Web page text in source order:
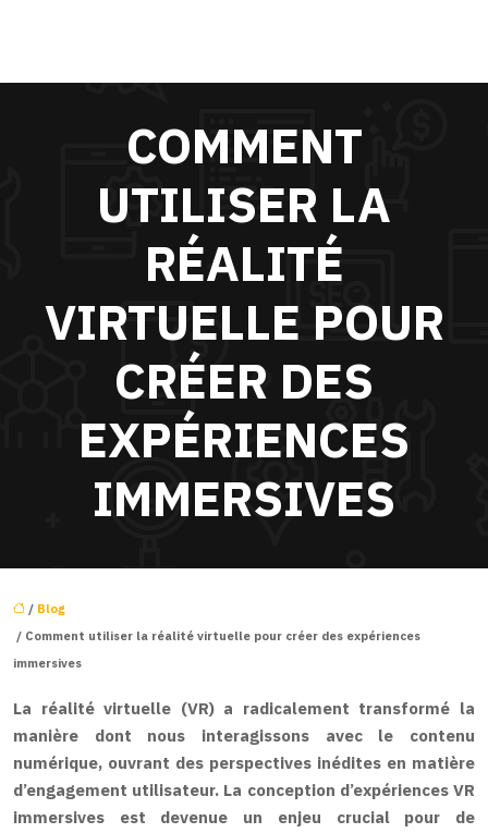
COMMENT
UTILISER LA
RÉALITÉ
VIRTUELLE POUR
CRÉER DES
EXPÉRIENCES
IMMERSIVES
/ Blog
/ Comment utiliser la réalité virtuelle pour créer des expériences
immersives
La réalité virtuelle (VR) a radicalement transformé la
manière dont nous interagissons avec le contenu
numérique, ouvrant des perspectives inédites en matière
d’engagement utilisateur. La conception d’expériences VR
immersives est devenue un enjeu crucial pour de